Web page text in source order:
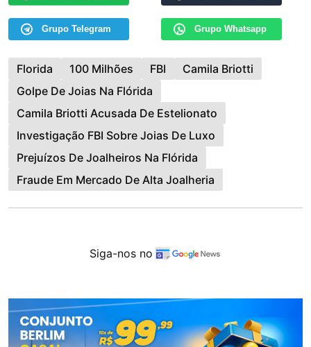
Grupo Telegram Grupo Whatsapp
Florida 100 Milhões FBI
Camila Briotti
Golpe De Joias Na Flórida
Camila Briotti Acusada De Estelionato
Investigação FBI Sobre Joias De Luxo
Prejuízos De Joalheiros Na Flórida
Fraude Em Mercado De Alta Joalheria
Siga-nos no